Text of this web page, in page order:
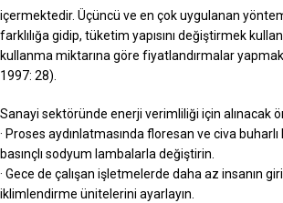
içermektedir. Üçüncü ve en çok uygulanan
farklılığa gidip, tüketim yapısını değiştirmek
kullanma miktarına göre fiyatlandırmalar
1997: 28).
Sanayi sektöründe enerji verimliliği için alınacak
· Proses aydınlatmasında floresan ve civa
basınçlı sodyum lambalarla değiştirin.
· Gece de çalışan işletmelerde daha az insanın
iklimlendirme ünitelerini ayarlayın.